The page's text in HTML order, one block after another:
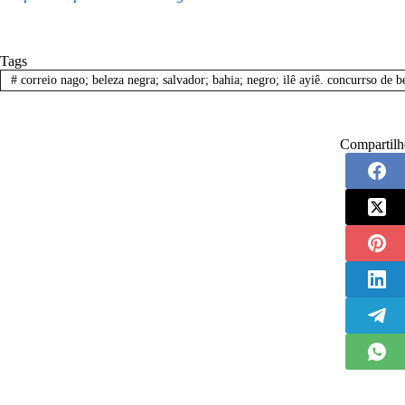
Tags
#correio nago; beleza negra; salvador; bahia; negro; ilê ayiê. concurrso de